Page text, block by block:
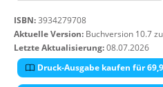
ISBN:3934279708
Aktuelle Version: Buchversion 10.7
Letzte Aktualisierung:08.07.2026
Druck-Ausgabe kaufen für